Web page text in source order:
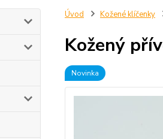
Úvod Kožené klíčenky
Kožený
Novinka